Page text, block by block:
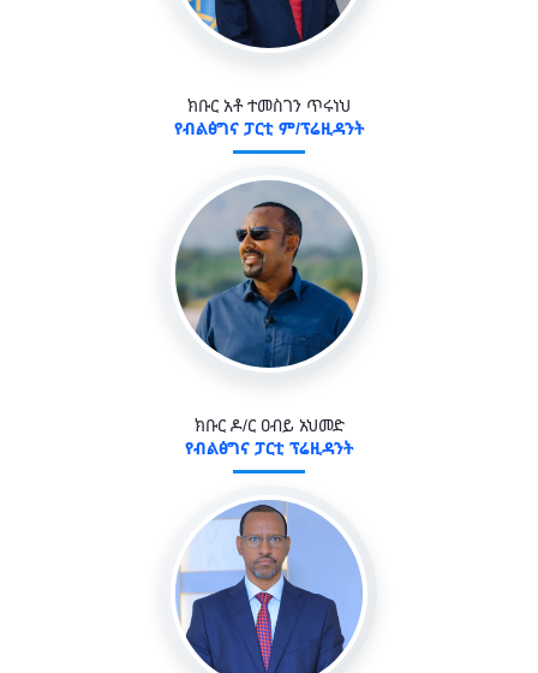
ክቡር አቶ ተመስገን ጥሩነህ
የብልፅግና ፓርቲ ም/ፕሬዚዳንት
ክቡር ዶ/ር ዐብይ አህመድ
የብልፅግና ፓርቲ ፕሬዚዳንት